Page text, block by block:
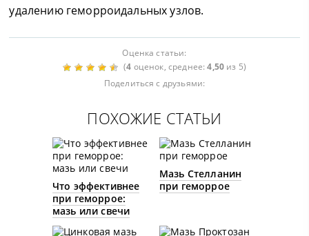
удалению геморроидальных узлов.
Оценка статьи:
(4 оценок, среднее:4,50 из 5)
Поделиться с друзьями:
ПОХОЖИЕ СТАТЬИ
Что эффективнее
при геморрое:
мазь или свечи
Мазь Стелланин
при геморрое